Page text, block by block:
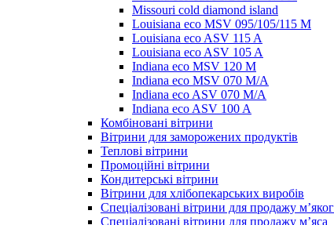
Missouri cold diamond island
Louisiana eco MSV 095/105/115 M
Louisiana eco ASV 115 A
Louisiana eco ASV 105 A
Indiana eco MSV 120 M
Indiana eco MSV 070 M/A
Indiana eco ASV 070 M/A
Indiana eco ASV 100 A
Комбіновані вітрини
Вітрини для заморожених продуктів
Теплові вітрини
Промоційні вітрини
Кондитерські вітрини
Вітрини для хлібопекарських виробів
Спеціалізовані вітрини для продажу
Спеціалізовані вітрини для продажу м’яса